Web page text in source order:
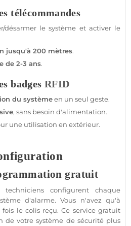
télécommandes
désarmer lesystème et activer le
jusqu'à 200 mètres.
de 2-3 ans.
badges RFID
du systèmeen un seul geste.
, sans besoin d'alimentation.
une utilisation en extérieur.
gratuit
configurent chaque
d'alarme. Vous n'avez qu'à
le colis reçu. Ce service gratuit
de votresystème de sécuritéplus